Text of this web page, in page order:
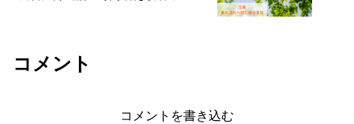
コメント
コメントを書き込む